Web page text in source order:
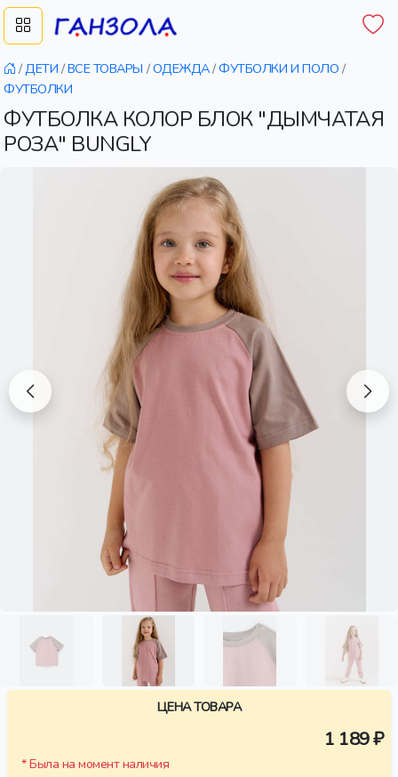
/ДЕТИ /ВСЕ ТОВАРЫ /ОДЕЖДА/ФУТБОЛКИ И ПОЛО /
ФУТБОЛКИ
ФУТБОЛКА КОЛОР БЛОК "ДЫМЧАТАЯ
РОЗА" BUNGLY
ЦЕНА ТОВАРА
1 189 ₽
* Была на момент наличия